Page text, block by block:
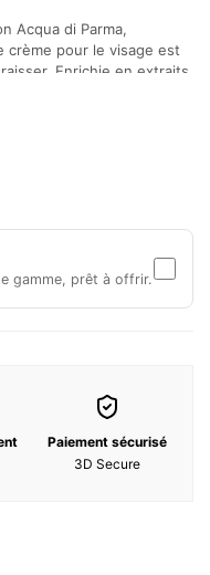
Acqua di Parma,
crème pour le visage est
Enrichie en extraits
en illuminant le teint.
une hydratation durable
elle embellit votre
coco-
stearic acid,
gamme, prêt à offrir.
Paiement sécurisé
3D Secure